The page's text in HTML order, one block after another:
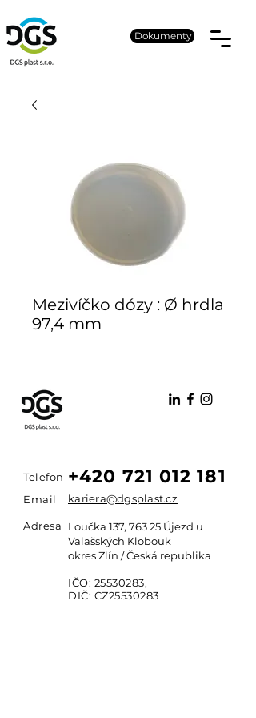
Dokumenty
Mezivíčko dózy : Ø hrdla
97,4 mm
Telefon +420 721 012 181
Email kariera@dgsplast.cz
Adresa
Loučka 137, 763 25 Újezd u
Valašských Klobouk
okres Zlín / Česká republika
IČO: 25530283,
DIČ: CZ25530283